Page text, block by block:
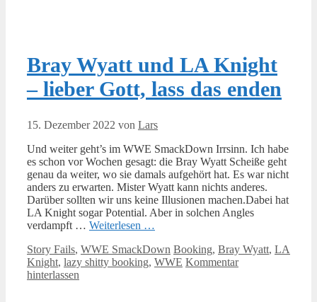
Bray Wyatt und LA Knight
– lieber Gott, lass das enden
15. Dezember 2022 von Lars
Und weiter geht’s im WWE SmackDown Irrsinn. Ich habe
es schon vor Wochen gesagt: die Bray Wyatt Scheiße geht
genau da weiter, wo sie damals aufgehört hat. Es war nicht
anders zu erwarten. Mister Wyatt kann nichts anderes.
Darüber sollten wir uns keine Illusionen machen.Dabei hat
LA Knight sogar Potential. Aber in solchen Angles
verdampft … Weiterlesen …
Kategorien
Story Fails, WWE SmackDown Schlagwörter
Booking, Bray Wyatt, LA
Knight, lazy shitty booking, WWE Kommentar
hinterlassen